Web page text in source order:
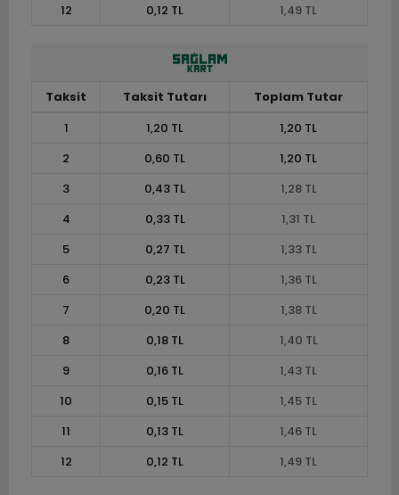
12
0,12 TL 1,49 TL
Taksit Taksit Tutarı
Toplam Tutar
1
1,20 TL
1,20 TL
2
0,60 TL
1,20 TL
3
0,43 TL
1,28 TL
4
0,33 TL
1,31 TL
5
0,27 TL
1,33 TL
6
0,23 TL
1,36 TL
7
0,20 TL
1,38 TL
8
0,18 TL
1,40 TL
9
0,16 TL
1,43 TL
10
0,15 TL
1,45 TL
11
0,13 TL
1,46 TL
12
0,12 TL 1,49 TL